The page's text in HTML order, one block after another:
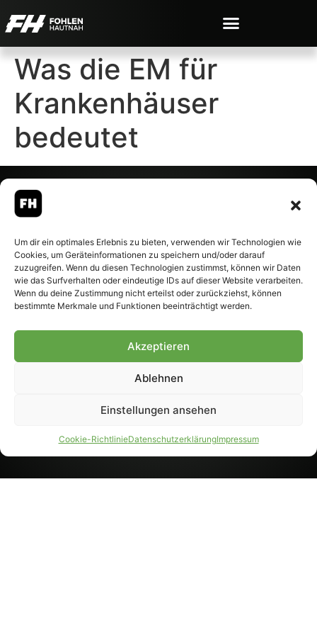
Um dir ein optimales Erlebnis zu bieten, verwenden wir Technologien wie
Cookies, um Geräteinformationen zu speichern und/oder darauf
zuzugreifen. Wenn du diesen Technologien zustimmst, können wir Daten
wie das Surfverhalten oder eindeutige IDs auf dieser Website verarbeiten.
Wenn du deine Zustimmung nicht erteilst oder zurückziehst, können
bestimmte Merkmale und Funktionen beeinträchtigt werden.
Akzeptieren
Ablehnen
Einstellungen ansehen
Cookie-RichtlinieDatenschutzerklärungImpressum
Was die EM für
Krankenhäuser
bedeutet
– Alle rechte vorbehalten.
Fohlen-Hautnah.de ist ein
offiziell eingetragenes Magazin
bei der Deutschen
Nationalbibliothek (ISSN 1868-
Weiterverarbeitung, auch
Genehmigung.
PARTNER WERDEN
AGB